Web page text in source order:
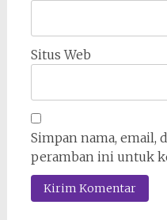
Situs Web
Simpan nama, email,
peramban ini untuk